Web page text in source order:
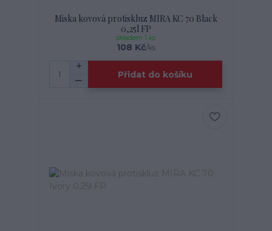
Miska kovová protiskluz MIRA KC 70 Black
0,25l FP
108 Kč/ks
skladem 1 ks
Přidat do košíku